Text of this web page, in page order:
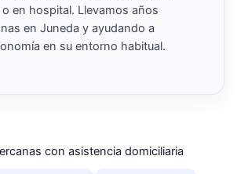
en hospital. Llevamos años
en Juneda y ayudando a
en su entorno habitual.
con asistencia domiciliaria